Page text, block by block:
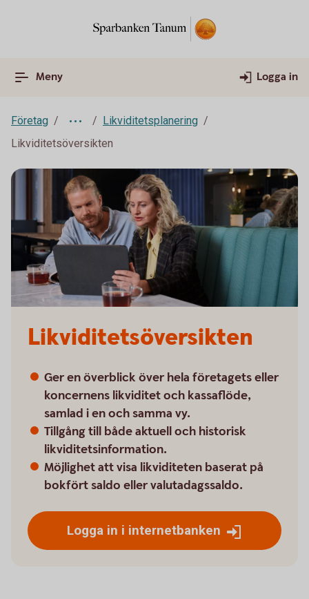
Meny Logga in
Företag
Likviditetsplanering
Likviditetsöversikten
Likviditetsöversikten
Ger en överblick över hela företagets eller
koncernens likviditet och kassaflöde,
samlad i en och samma vy.
Tillgång till både aktuell och historisk
likviditetsinformation.
Möjlighet att visa likviditeten baserat på
bokfört saldo eller valutadagssaldo.
Logga in i internetbanken